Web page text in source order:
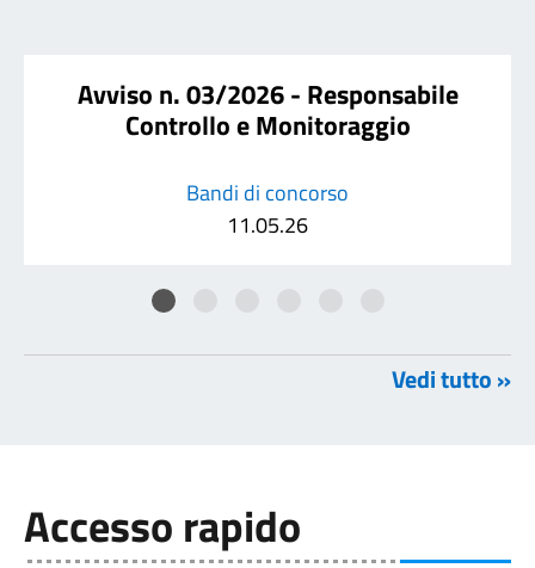
Avviso n. 03/2026 - Responsabile
Controllo e Monitoraggio
Bandi di concorso
11.05.26
Vedi tutto »
Accesso rapido